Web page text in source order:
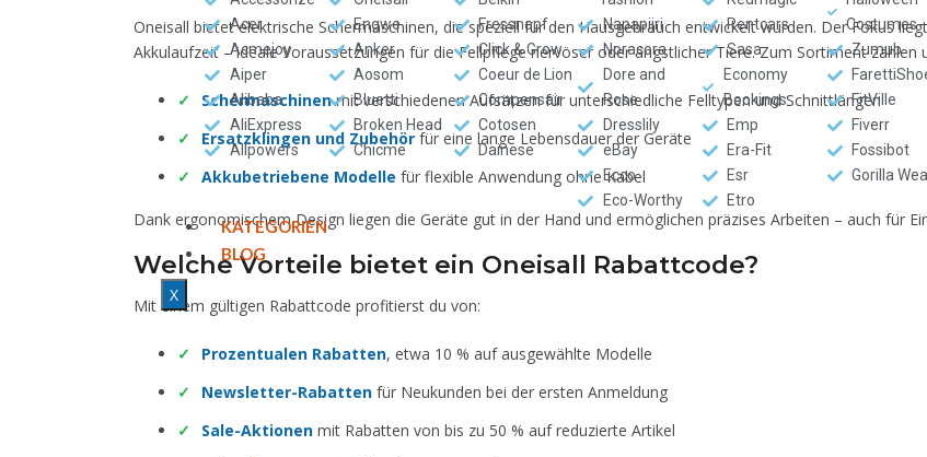
Acer
Acmejoy
Aiper
Alibaba
AliExpress
Allpowers
Engwe
Anker
Aosom
Bluetti
Broken Head
Chicme
Fressnapf
Click & Grow
Coeur de Lion
Compensair
Cotosen
Dainese
Napapijri
Noracora
Dore and
Rose
Dresslily
eBay
Ecco
Eco-Worthy
Rentcars
Sasa
Economy
Bookings
Emp
Era-Fit
Esr
Etro
Costumes
Zumub
FitVille
Fiverr
Fossibot
Gorilla
KATEGORIEN
BLOG
X
Oneisall bietet elektrische Schermaschinen, die speziell für den Hausgebrauch entwickelt wurden. Der Fokus
Akkulaufzeit – ideale Voraussetzungen für die Fellpflege nervöser oder ängstlicher Tiere. Zum Sortiment zählen
Schermaschinenmit verschiedenen Aufsätzen für unterschiedliche Felltypen und Schnittlängen
Ersatzklingen und Zubehör für eine lange Lebensdauer der Geräte
Akkubetriebene Modelle für flexible Anwendung ohne Kabel
Dank ergonomischem Design liegen die Geräte gut in der Hand und ermöglichen präzises Arbeiten – auch für
Welche Vorteile bietet ein Oneisall Rabattcode?
Mit einem gültigen Rabattcode profitierst du von:
Prozentualen Rabatten, etwa 10 % auf ausgewählte Modelle
Newsletter-Rabatten für Neukunden bei der ersten Anmeldung
Sale-Aktionen mit Rabatten von bis zu 50 % auf reduzierte Artikel